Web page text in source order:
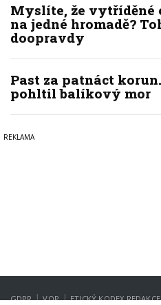
Myslíte, že vytříděné
na jedné hromadě?
doopravdy
Past za patnáct
pohltil balíkový mor
GDPR | VOP | ETICKÝ KODEX REDAKCE